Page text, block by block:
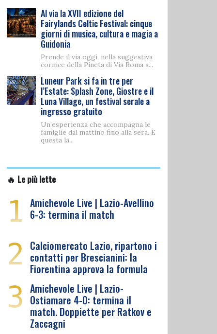
Al via la XVII edizione del
Fairylands Celtic Festival: cinque
giorni di musica, cultura e magia a
Guidonia
Prende il via oggi, nella suggestiva
cornice della Pineta di Via Roma a...
Luneur Park si fa in tre per
l’Estate: Splash Zone, Giostre e il
Luna Village, un festival serale a
ingresso gratuito
Un’esperienza che accompagna le
famiglie dal mattino fino alla sera. È
questa la...
🔥 Le più lette
1 Amichevole Live | Lazio-Avellino
6-3: termina il match
2 Calciomercato Lazio, ripartono i
contatti per Brescianini: la
Fiorentina approva la formula
3 Amichevole Live | Lazio-
Ostiamare 4-0: termina il
match. Doppiette per Ratkov e
Zaccagni